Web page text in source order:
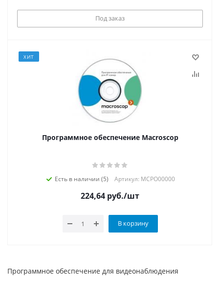
Под заказ
ХИТ
Программное обеспечение Macroscop
Есть в наличии (5) Артикул: MCPO00000
224,64 руб./шт
В корзину
Программное обеспечение для видеонаблюдения